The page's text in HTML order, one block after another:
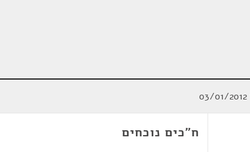
ח"כים נוכחים